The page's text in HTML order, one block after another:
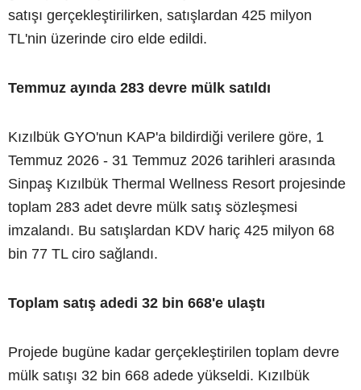
satışı gerçekleştirilirken, satışlardan 425 milyon
TL'nin üzerinde ciro elde edildi.
Temmuz ayında 283 devre mülk satıldı
Kızılbük GYO'nun KAP'a bildirdiği verilere göre, 1
Temmuz 2026 - 31 Temmuz 2026 tarihleri arasında
Sinpaş Kızılbük Thermal Wellness Resort projesinde
toplam 283 adet devre mülk satış sözleşmesi
imzalandı. Bu satışlardan KDV hariç 425 milyon 68
bin 77 TL ciro sağlandı.
Toplam satış adedi 32 bin 668'e ulaştı
Projede bugüne kadar gerçekleştirilen toplam devre
mülk satışı 32 bin 668 adede yükseldi. Kızılbük